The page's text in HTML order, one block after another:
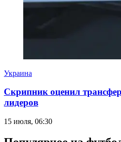
Украина
Скрипник оценил
лидеров
15 июля, 06:30